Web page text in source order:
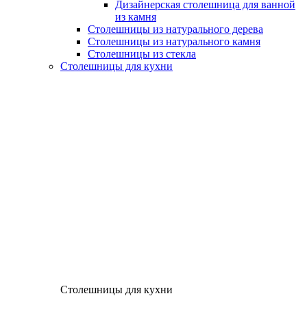
Дизайнерская столешница для ванной
из камня
Столешницы из натурального дерева
Столешницы из натурального камня
Столешницы из стекла
Столешницы для кухни
Столешницы для кухни